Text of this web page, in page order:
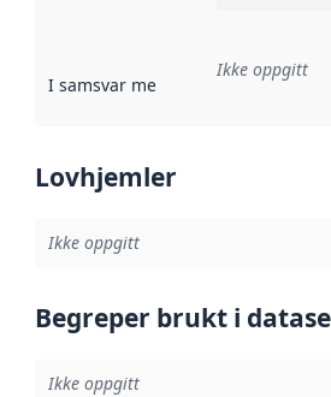
I samsvar med Referanse til en
Ikke oppgitt
Lovhjemler
Ikke oppgitt
Begreper brukt i
Ikke oppgitt